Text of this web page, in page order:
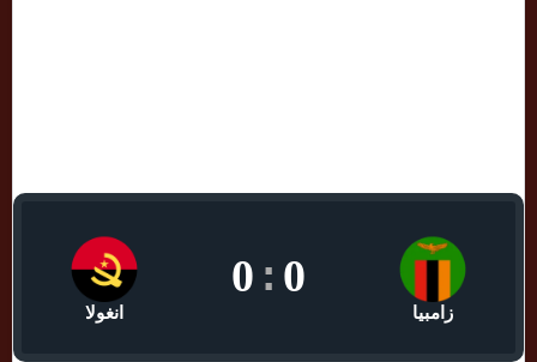
زامبيا
0
:
0
انغولا